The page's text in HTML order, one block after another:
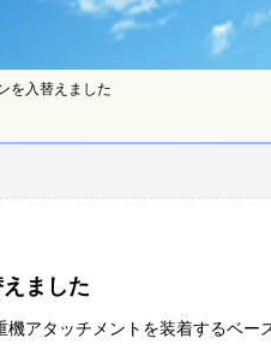
を入替えました
ました
アタッチメントを装着するベー